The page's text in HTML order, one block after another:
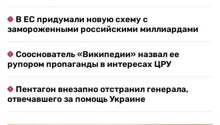
В ЕС придумали новую схему с
замороженными российскими миллиардами
Сооснователь «Википедии» назвал ее
рупором пропаганды в интересах ЦРУ
Пентагон внезапно отстранил генерала,
отвечавшего за помощь Украине